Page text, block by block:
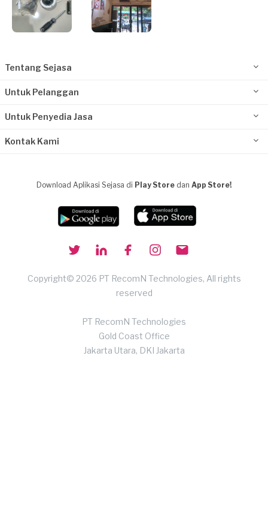
Tentang Sejasa
Untuk Pelanggan
Untuk Penyedia Jasa
Kontak Kami
Download Aplikasi Sejasa di Play Store dan App Store!
Copyright© 2026 PT RecomN Technologies, All rights
reserved
PT RecomN Technologies
Gold Coast Office
Jakarta Utara, DKI Jakarta